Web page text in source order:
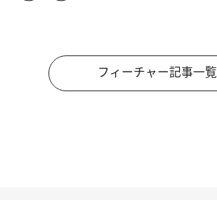
フィーチャー記事一覧